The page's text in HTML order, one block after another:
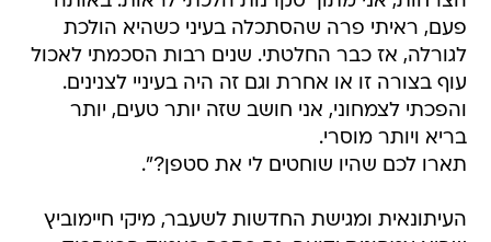
פעם, ראיתי פרה שהסתכלה בעיני כשהיא הולכת
לגורלה, אז כבר החלטתי. שנים רבות הסכמתי לאכול
עוף בצורה זו או אחרת וגם זה היה בעיניי לצנינים.
והפכתי לצמחוני, אני חושב שזה יותר טעים, יותר
בריא ויותר מוסרי.
תארו לכם שהיו שוחטים לי את סטפן?".
העיתונאית ומגישת החדשות לשעבר, מיקי חיימוביץ